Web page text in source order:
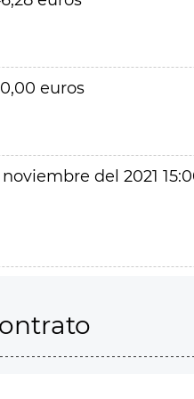
euros
noviembre del 2021